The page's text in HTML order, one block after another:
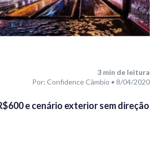
3 min de leitura
Por: Confidence Câmbio • 8/04/2020
e cenário exterior sem direção